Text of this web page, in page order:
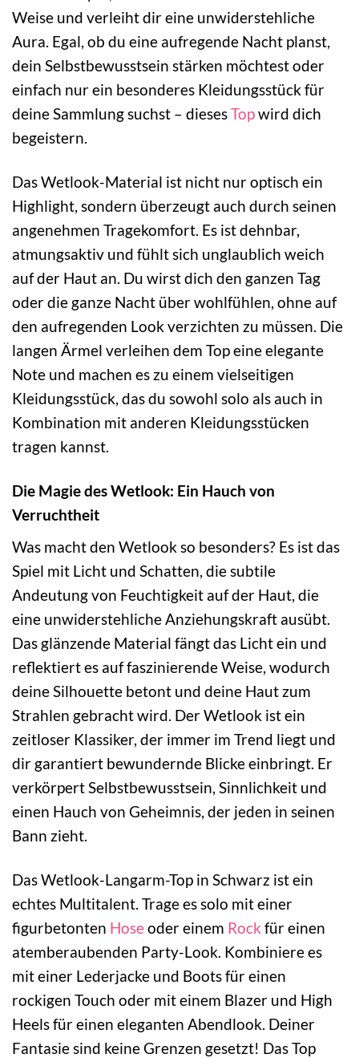
Weise und verleiht dir eine unwiderstehliche
Aura. Egal, ob du eine aufregende Nacht planst,
dein Selbstbewusstsein stärken möchtest oder
einfach nur ein besonderes Kleidungsstück für
deine Sammlung suchst – diesesTopwird dich
begeistern.
Das Wetlook-Material ist nicht nur optisch ein
Highlight, sondern überzeugt auch durch seinen
angenehmen Tragekomfort. Es ist dehnbar,
atmungsaktiv und fühlt sich unglaublich weich
auf der Haut an. Du wirst dich den ganzen Tag
oder die ganze Nacht über wohlfühlen, ohne auf
den aufregenden Look verzichten zu müssen. Die
langen Ärmel verleihen dem Top eine elegante
Note und machen es zu einem vielseitigen
Kleidungsstück, das du sowohl solo als auch in
Kombination mit anderen Kleidungsstücken
tragen kannst.
Die Magie des Wetlook: Ein Hauch von
Verruchtheit
Was macht den Wetlook so besonders? Es ist das
Spiel mit Licht und Schatten, die subtile
Andeutung von Feuchtigkeit auf der Haut, die
eine unwiderstehliche Anziehungskraft ausübt.
Das glänzende Material fängt das Licht ein und
reflektiert es auf faszinierende Weise, wodurch
deine Silhouette betont und deine Haut zum
Strahlen gebracht wird. Der Wetlook ist ein
zeitloser Klassiker, der immer im Trend liegt und
dir garantiert bewundernde Blicke einbringt. Er
verkörpert Selbstbewusstsein, Sinnlichkeit und
einen Hauch von Geheimnis, der jeden in seinen
Bann zieht.
Das Wetlook-Langarm-Top in Schwarz ist ein
echtes Multitalent. Trage es solo mit einer
figurbetonten Hoseoder einem Rock für einen
atemberaubenden Party-Look. Kombiniere es
mit einer Lederjacke und Boots für einen
rockigen Touch oder mit einem Blazer und High
Heels für einen eleganten Abendlook. Deiner
Fantasie sind keine Grenzen gesetzt! Das Top